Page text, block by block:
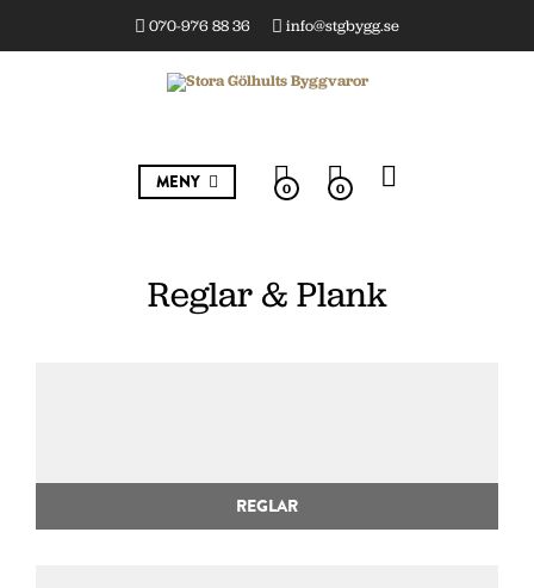
070-976 88 36 info@stgbygg.se
MENY 0 0
Reglar & Plank
REGLAR